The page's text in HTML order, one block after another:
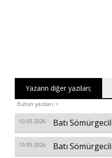
Yazarın diğer yazıları;
Bütün yazıları >
10.05.2026 Batı
10.05.2026 Batı